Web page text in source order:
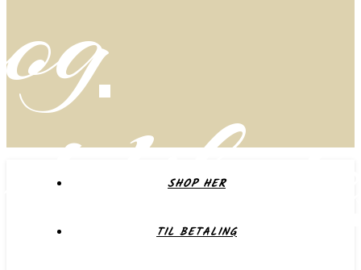
og
SHOP HER
TIL BETALING